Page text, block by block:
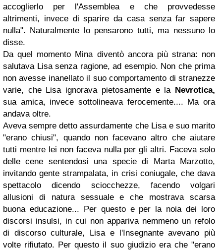
accoglierlo per l'Assemblea e che provvedesse
altrimenti, invece di sparire da casa senza far sapere
nulla". Naturalmente lo pensarono tutti, ma nessuno lo
disse.
Da quel momento Mina diventò ancora più strana: non
salutava Lisa senza ragione, ad esempio. Non che prima
non avesse inanellato il suo comportamento di stranezze
varie, che Lisa ignorava pietosamente e la Nevrotica,
sua amica, invece sottolineava ferocemente.... Ma ora
andava oltre.
Aveva sempre detto assurdamente che Lisa e suo marito
"erano chiusi", quando non facevano altro che aiutare
tutti mentre lei non faceva nulla per gli altri. Faceva solo
delle cene sentendosi una specie di Marta Marzotto,
invitando gente strampalata, in crisi coniugale, che dava
spettacolo dicendo sciocchezze, facendo volgari
allusioni di natura sessuale e che mostrava scarsa
buona educazione... Per questo e per la noia dei loro
discorsi insulsi, in cui non appariva nemmeno un refolo
di discorso culturale, Lisa e l'Insegnante avevano più
volte rifiutato. Per questo il suo giudizio era che "erano